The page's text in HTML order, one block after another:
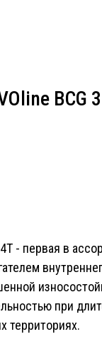
BCG
- первая в
при
территориях.